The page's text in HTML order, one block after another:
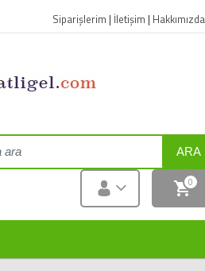
Siparişlerim | İletişim | Hakkımızda
ARA
0